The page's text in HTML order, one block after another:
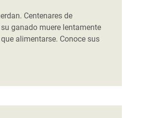
Centenares de
ganado muere lentamente
alimentarse. Conoce sus